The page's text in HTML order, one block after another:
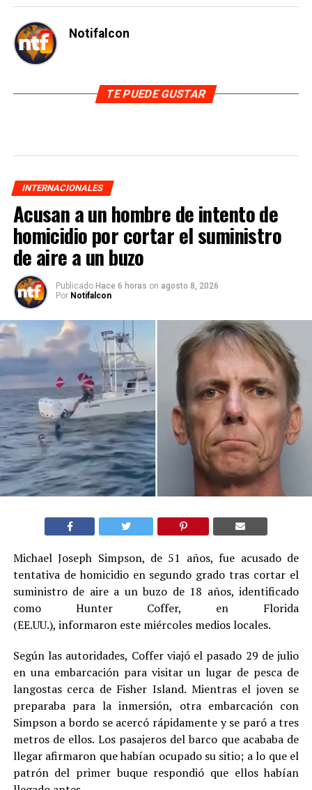
Notifalcon
TE PUEDE GUSTAR
INTERNACIONALES
Acusan a un hombre de intento de
homicidio por cortar el suministro
de aire a un buzo
Publicado Hace 6 horas on agosto 8, 2026
Por Notifalcon
Michael Joseph Simpson, de 51 años, fue acusado de
tentativa de homicidio en segundo grado tras cortar el
suministro de aire a un buzo de 18 años, identificado
como Hunter Coffer, en Florida
(EE.UU.), informaron este miércoles medios locales.
Según las autoridades, Coffer viajó el pasado 29 de julio
en una embarcación para visitar un lugar de pesca de
langostas cerca de Fisher Island. Mientras el joven se
preparaba para la inmersión, otra embarcación con
Simpson a bordo se acercó rápidamente y se paró a tres
metros de ellos. Los pasajeros del barco que acababa de
llegar afirmaron que habían ocupado su sitio; a lo que el
patrón del primer buque respondió que ellos habían